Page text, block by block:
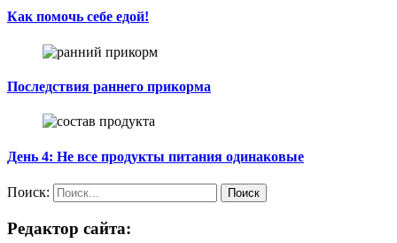
Как помочь себе едой!
Последствия раннего прикорма
День 4: Не все продукты питания одинаковые
Поиск:
Редактор сайта: